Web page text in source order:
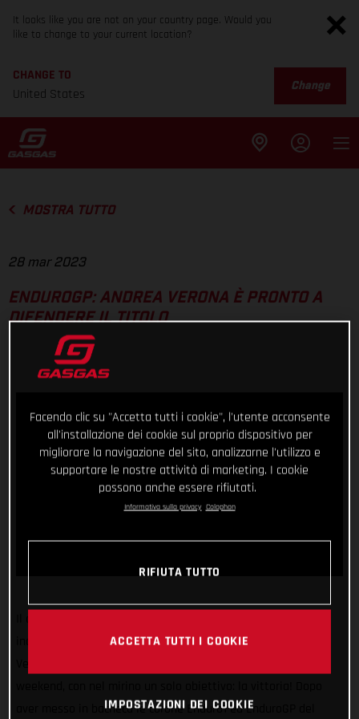
It looks like you are not on your country page. Would you
like to change to your current location?
CHANGE TO
United States
Change
MOSTRA TUTTO
28 mar 2023
ENDUROGP: ANDREA VERONA È PRONTO A
DIFENDERE IL TITOLO
incredibile 2022, il pilota GASGAS Factory Racing Andrea
aver messo in bacheca le corone Enduro1 ed EnduroGP del
Facendo clic su "Accetta tutti i cookie", l'utente acconsente
all'installazione dei cookie sul proprio dispositivo per
migliorare la navigazione del sito, analizzarne l'utilizzo e
supportare le nostre attività di marketing. I cookie
possono anche essere rifiutati.
Informativa sulla privacy Colophon
RIFIUTA TUTTO
ACCETTA TUTTI I COOKIE
IMPOSTAZIONI DEI COOKIE